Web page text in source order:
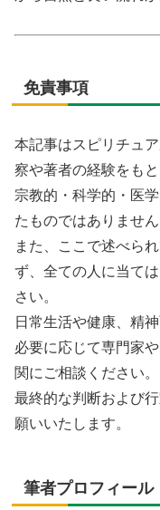
免責事項
本記事はスピリチュ
察や著者の経験をも
宗教的・科学的・医
たものではありません
また、ここで述べら
ず、全ての人に当て
さい。
日常生活や健康、精
必要に応じて専門家
関にご相談ください。
最終的な判断および
願いいたします。
筆者プロフィール